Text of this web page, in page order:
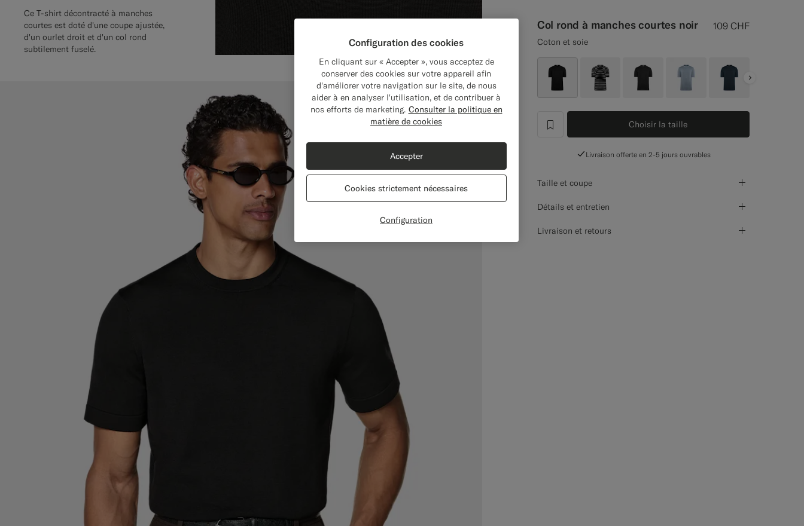
Col rond à manches courtes noir 109 CHF
Coton et soie
Next
label.header.wishlist
Choisir la taille
Livraison offerte en 2-5 jours ouvrables
Taille et coupe
Détails et entretien
Livraison et retours
Ce T-shirt décontracté à manches
courtes est doté d'une coupe ajustée,
d'un ourlet droit et d'un col rond
subtilement fuselé.
Configuration des cookies
En cliquant sur « Accepter », vous acceptez de
conserver des cookies sur votre appareil afin
d'améliorer votre navigation sur le site, de nous
aider à en analyser l'utilisation, et de contribuer à
nos efforts de marketing. Consulter la politique en
matière de cookies
Configuration
Cookies strictement nécessaires
Accepter